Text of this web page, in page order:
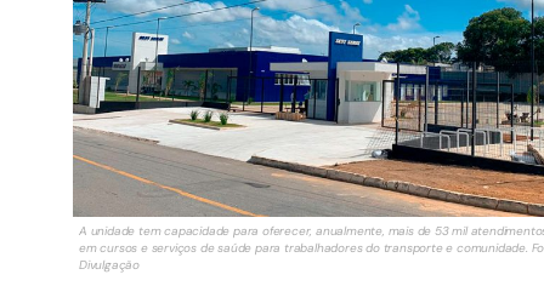
A unidade tem capacidade para oferecer, anualmente, mais de 53 mil
em cursos e serviços de saúde para trabalhadores do transporte e comunidade.
Divulgação